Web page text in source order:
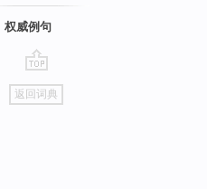
权威例句
go
top
返回词典